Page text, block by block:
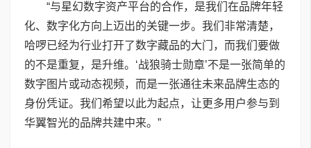
“与星幻数字资产平台的合作，是我们在品牌年轻
化、数字化方向上迈出的关键一步。我们非常清楚，
哈啰已经为行业打开了数字藏品的大门，而我们要做
的不是重复，是升维。‘战狼骑士勋章’不是一张简单的
数字图片或动态视频，而是一张通往未来品牌生态的
身份凭证。我们希望以此为起点，让更多用户参与到
华翼智光的品牌共建中来。”